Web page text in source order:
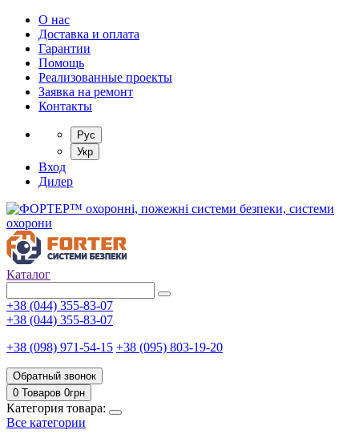
О нас
Доставка и оплата
Гарантии
Помощь
Реализованные проекты
Заявка на ремонт
Контакты
Рус
Укр
Вход
Дилер
Каталог
+38 (044) 355-83-07
+38 (044) 355-83-07
+38 (098) 971-54-15 +38 (095) 803-19-20
Обратный звонок
0 Товаров 0грн
Категория товара:
Все категории